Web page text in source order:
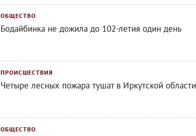
ОБЩЕСТВО
Бодайбинка не дожила до 102-летия один день
ПРОИСШЕСТВИЯ
Четыре лесных пожара тушат в Иркутской области
ОБЩЕСТВО